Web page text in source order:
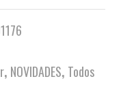
, NOVIDADES, Todos